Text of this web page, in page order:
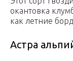
окантовка
как летние
Астра